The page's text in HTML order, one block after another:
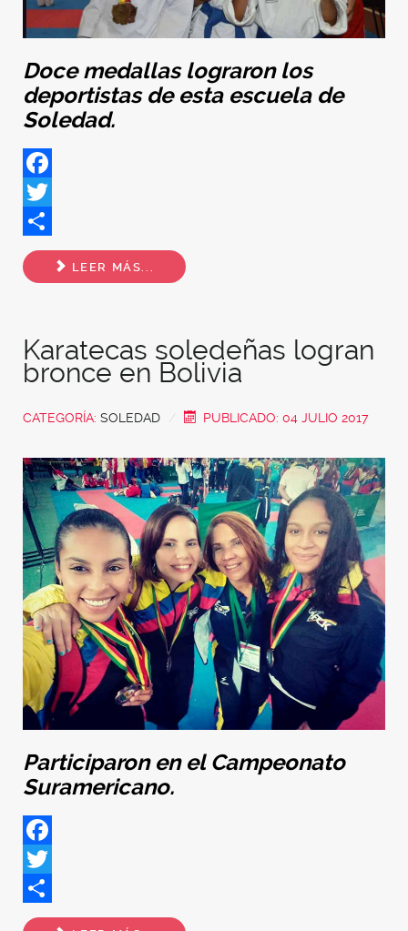
Doce medallas lograron los
deportistas de esta escuela de
Soledad.
Facebook
Twitter
Share
LEER MÁS...
Karatecas soledeñas logran
bronce en Bolivia
CATEGORÍA: SOLEDAD PUBLICADO: 04 JULIO 2017
Participaron en el Campeonato
Suramericano.
Facebook
Twitter
Share